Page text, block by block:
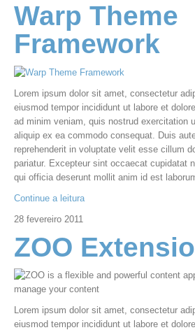
Warp Theme
Framework
Lorem ipsum dolor sit amet, consectetur
eiusmod tempor incididunt ut labore et
ad minim veniam, quis nostrud exercitation
aliquip ex ea commodo consequat. Duis
reprehenderit in voluptate velit esse cillum
pariatur. Excepteur sint occaecat cupidatat
qui officia deserunt mollit anim id est
Continue a leitura
28 fevereiro 2011
ZOO
Lorem ipsum dolor sit amet, consectetur
eiusmod tempor incididunt ut labore et